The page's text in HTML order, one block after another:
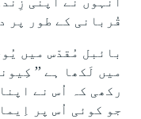
قُربانی کے طور پر
میں لَکھا ہے ’’
رکھی کہ اُس نے
جو کوئی اُس پر